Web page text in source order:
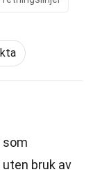
som
bruk av